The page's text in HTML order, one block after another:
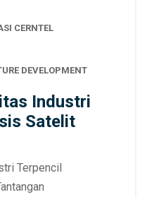
CERNTEL
DEVELOPMENT
Industri
Satelit
Terpencil